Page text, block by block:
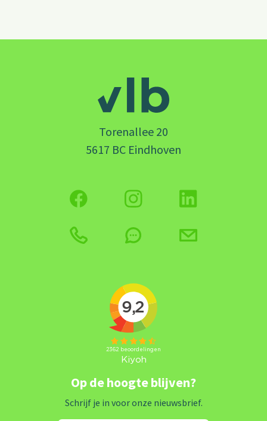
Torenallee 20
5617 BC Eindhoven
Op de hoogte blijven?
Schrijf je in voor onze nieuwsbrief.